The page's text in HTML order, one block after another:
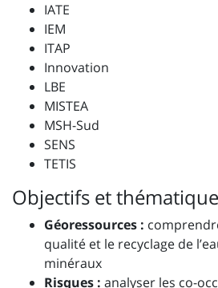
IATE
IEM
ITAP
Innovation
LBE
MISTEA
MSH-Sud
SENS
TETIS
Objectifs et
Géoressources :
qualité et le recyclage de
minéraux
Risques : analyser les co-